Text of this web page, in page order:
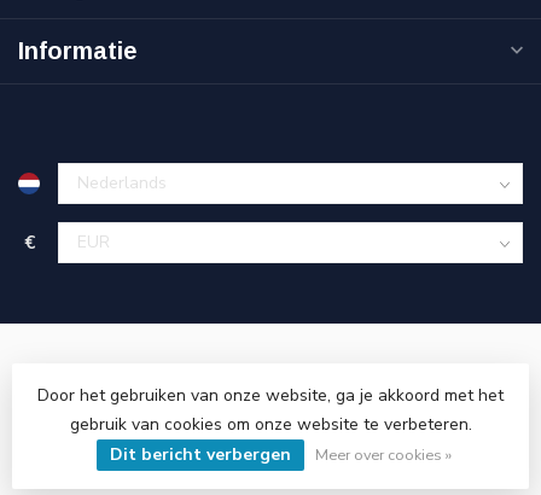
Informatie
€
© Copyright 2026 Cinnova Parts- Powered byLightspeed-
Lightspeed designby Dyvelopment
Door het gebruiken van onze website, ga je akkoord met het
gebruik van cookies om onze website te verbeteren.
Dit bericht verbergen
Meer over cookies »